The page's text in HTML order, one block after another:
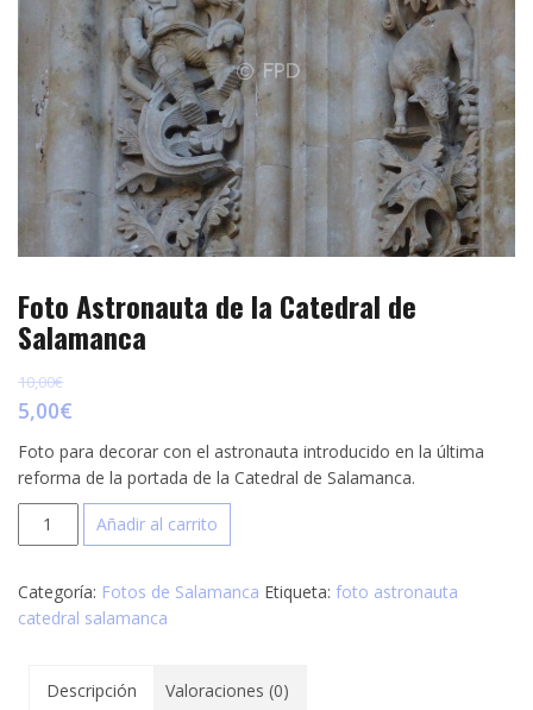
Foto Astronauta de la Catedral de
Salamanca
10,00€
5,00€
Foto para decorar con el astronauta introducido en la última
reforma de la portada de la Catedral de Salamanca.
Foto
Astronauta
la
Catedral
cantidad
Añadir al carrito
Categoría: Fotos de Salamanca Etiqueta: foto astronauta
catedral salamanca
Descripción Valoraciones (0)
t
r
r